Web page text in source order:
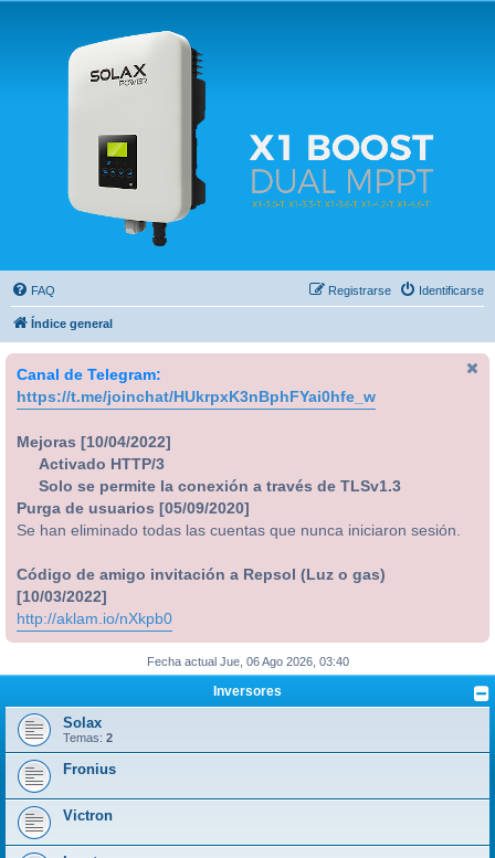
Solax FAQ
Lugar para intercambiar dudas sobre inversores solares Solax y temas relacionados.
FAQ Identificarse
Registrarse
Índice general
Canal de Telegram:
https://t.me/joinchat/HUkrpxK3nBphFYai0hfe_w
Mejoras [10/04/2022]
Activado HTTP/3
Solo se permite la conexión a través de TLSv1.3
Purga de usuarios [05/09/2020]
Se han eliminado todas las cuentas que nunca iniciaron sesión.
Código de amigo invitación a Repsol (Luz o gas)
[10/03/2022]
http://aklam.io/nXkpb0
Fecha actual Jue, 06 Ago 2026, 03:40
Inversores
Solax
Temas: 2
Fronius
Victron